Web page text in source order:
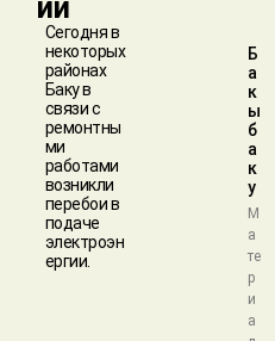
ии
Сегодня в
некоторых
районах
Баку в
связи с
ремонтны
ми
работами
возникли
перебои в
подаче
электроэн
ергии.
Б
а
к
ы
б
а
к
у
М
а
те
р
и
а